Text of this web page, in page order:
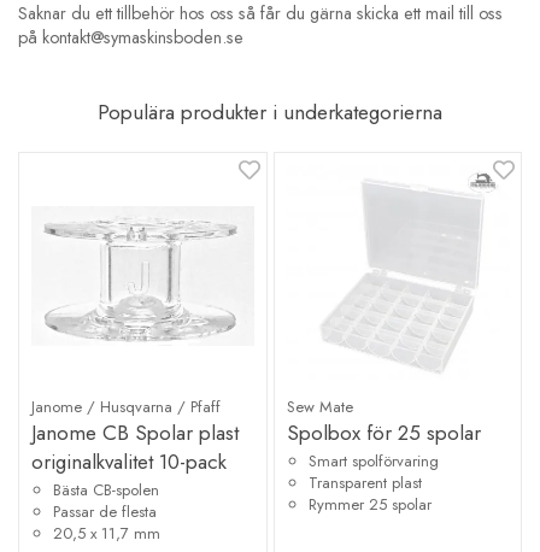
Saknar du ett tillbehör hos oss så får du gärna skicka ett mail till oss
på kontakt@symaskinsboden.se
Populära produkter i underkategorierna
Janome / Husqvarna / Pfaff
Janome CB Spolar plast
originalkvalitet 10-pack
Bästa CB-spolen
Passar de flesta
20,5 x 11,7 mm
Sew Mate
Spolbox för 25 spolar
Smart spolförvaring
Transparent plast
Rymmer 25 spolar